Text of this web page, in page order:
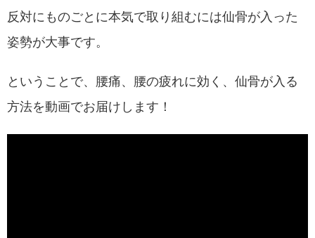
反対にものごとに本気で取り組むには仙骨が入った
姿勢が大事です。
ということで、腰痛、腰の疲れに効く、仙骨が入る
方法を動画でお届けします！